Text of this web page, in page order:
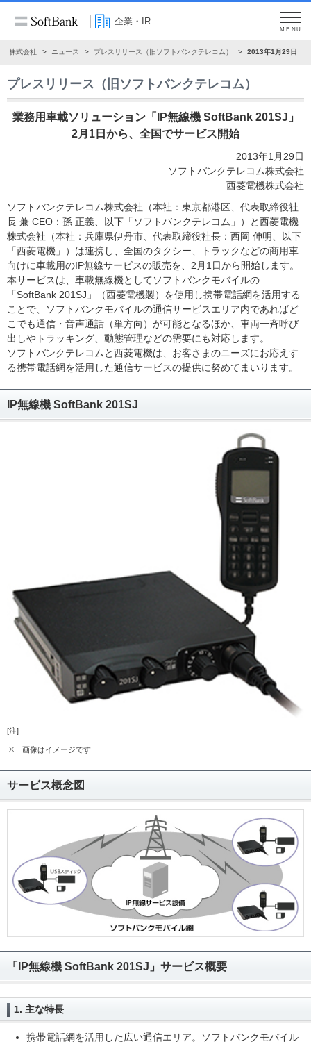
企業・IR
MENU
ク株式会社 ニュース プレスリリース（旧ソフトバンクテレコム） 2013年1月29日
プレスリリース（旧ソフトバンクテレコム）
業務用車載ソリューション「IP無線機 SoftBank 201SJ」
2月1日から、全国でサービス開始
2013年1月29日
ソフトバンクテレコム株式会社
西菱電機株式会社
ソフトバンクテレコム株式会社（本社：東京都港区、代表取締役社
長 兼 CEO：孫 正義、以下「ソフトバンクテレコム」）と西菱電機
株式会社（本社：兵庫県伊丹市、代表取締役社長：西岡 伸明、以下
「西菱電機」）は連携し、全国のタクシー、トラックなどの商用車
向けに車載用のIP無線サービスの販売を、2月1日から開始します。
本サービスは、車載無線機としてソフトバンクモバイルの
「SoftBank 201SJ」（西菱電機製）を使用し携帯電話網を活用する
ことで、ソフトバンクモバイルの通信サービスエリア内であればど
こでも通信・音声通話（単方向）が可能となるほか、車両一斉呼び
出しやトラッキング、動態管理などの需要にも対応します。
ソフトバンクテレコムと西菱電機は、お客さまのニーズにお応えす
る携帯電話網を活用した通信サービスの提供に努めてまいります。
IP無線機 SoftBank 201SJ
[注]
※ 画像はイメージです
サービス概念図
「IP無線機 SoftBank 201SJ」サービス概要
1. 主な特長
携帯電話網を活用した広い通信エリア。ソフトバンクモバイル